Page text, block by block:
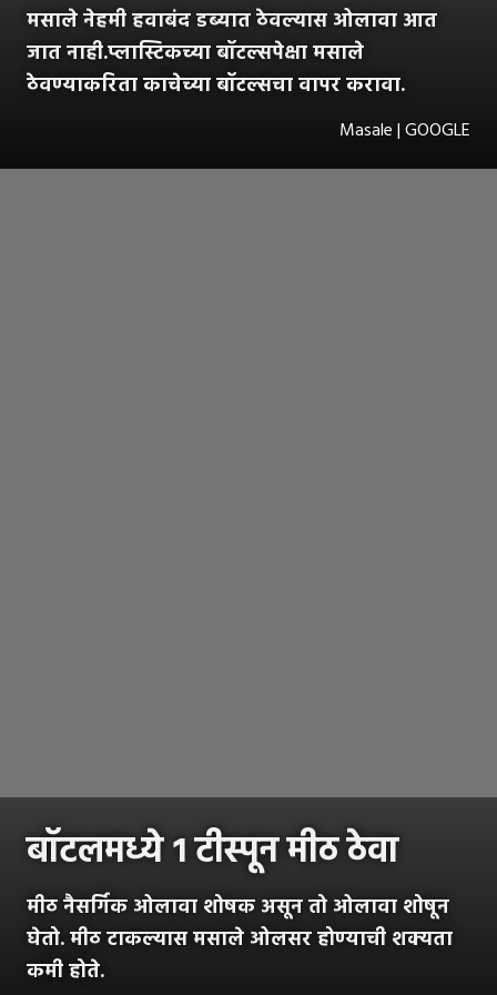
मसाले नेहमी हवाबंद डब्यात ठेवल्यास ओलावा आत
जात नाही.प्लास्टिकच्या बॉटल्सपेक्षा मसाले
ठेवण्याकरिता काचेच्या बॉटल्सचा वापर करावा.
Masale | GOOGLE
बॉटलमध्ये १ टीस्पून मीठ ठेवा
मीठ नैसर्गिक ओलावा शोषक असून तो ओलावा शोषून
घेतो. मीठ टाकल्यास मसाले ओलसर होण्याची शक्यता
कमी होते.